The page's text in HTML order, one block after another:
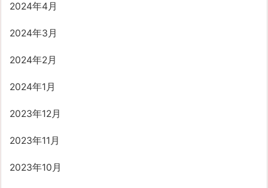
2024年4月
2024年3月
2024年2月
2024年1月
2023年12月
2023年11月
2023年10月